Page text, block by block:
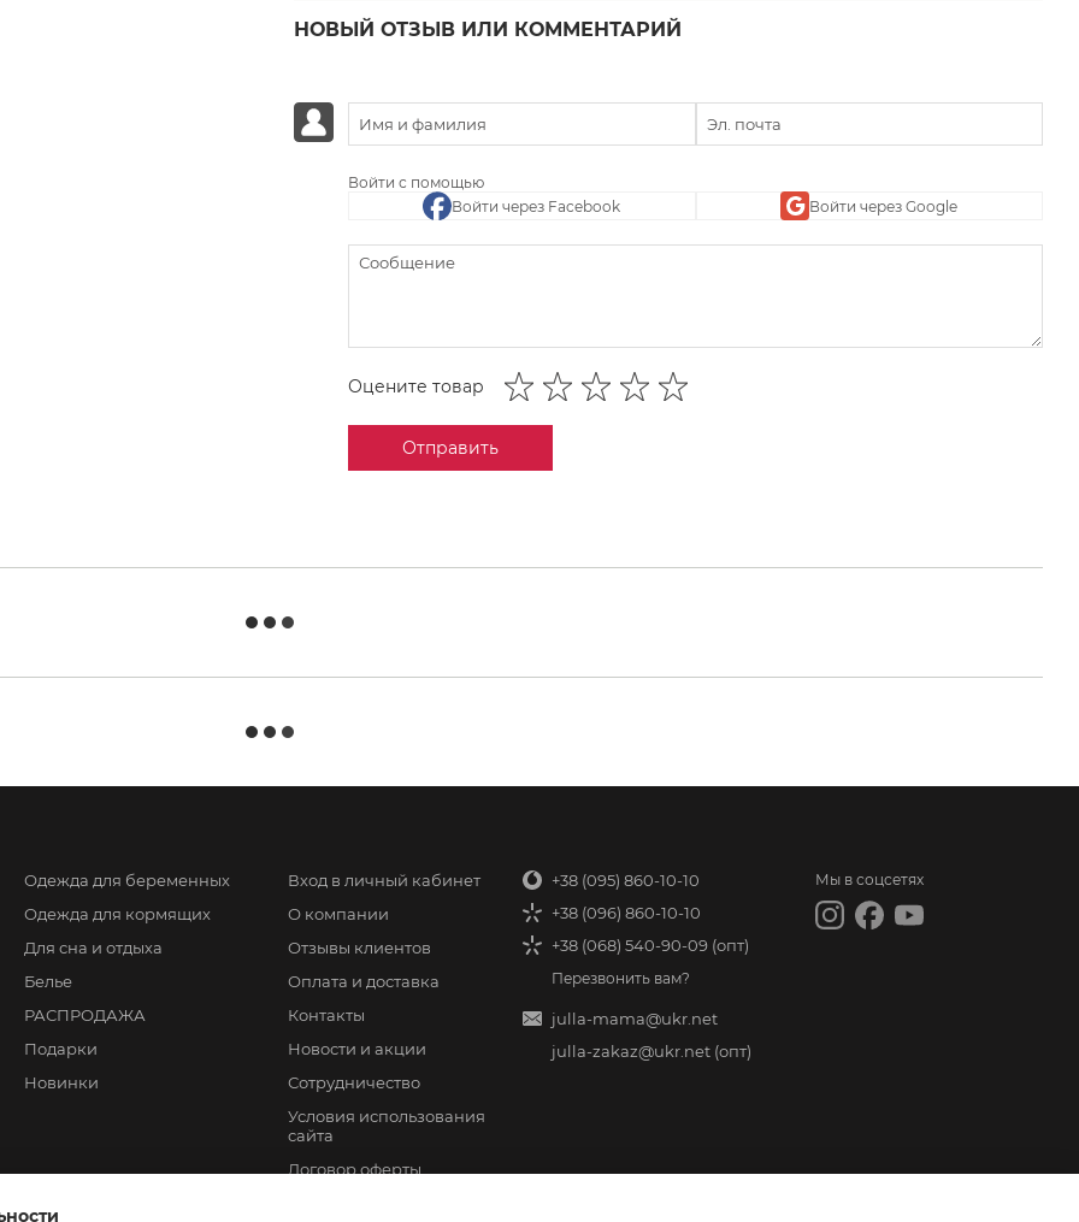
НОВЫЙ ОТЗЫВ ИЛИ КОММЕНТАРИЙ
Войти с помощью
Войти через Facebook
Войти через Google
Оцените товар
Отправить
Одежда для беременных
Одежда для кормящих
Для сна и отдыха
Белье
РАСПРОДАЖА
Подарки
Новинки
Вход в личный кабинет
О компании
Отзывы клиентов
Оплата и доставка
Контакты
Новости и акции
Сотрудничество
Условия использования
сайта
Договор оферты
+38 (095) 860-10-10
+38 (096) 860-10-10
+38 (068) 540-90-09 (опт)
Перезвонить вам?
julla-mama@ukr.net
julla-zakaz@ukr.net (опт)
Мы в соцсетях